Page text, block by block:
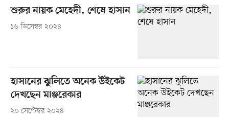
শুরুর নায়ক মেহেদী, শেষে হাসান
১৬ ডিসেম্বর ২০২৪
হাসানের ঝুলিতে অনেক উইকেট
দেখছেন মাঞ্জরেকার
২০ সেপ্টেম্বর ২০২৪